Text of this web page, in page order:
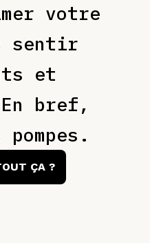
votre
sentir
et
bref,
ÇA ?